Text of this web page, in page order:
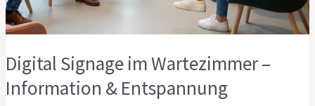
Digital Signage im Wartezimmer –
Information & Entspannung